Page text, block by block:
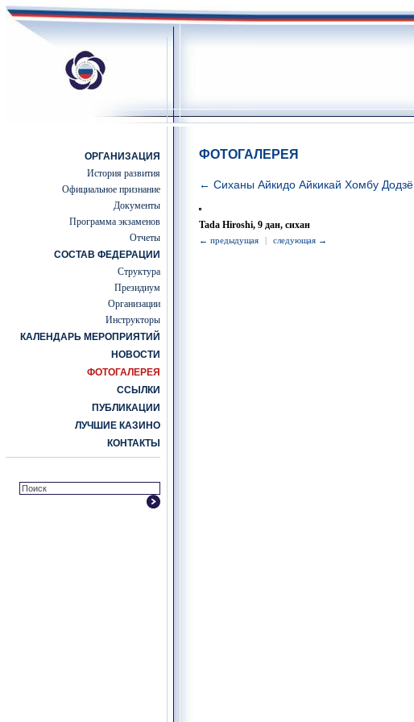
ОРГАНИЗАЦИЯ
История развития
Официальное признание
Документы
Программа экзаменов
Отчеты
СОСТАВ ФЕДЕРАЦИИ
Структура
Президиум
Организации
Инструкторы
КАЛЕНДАРЬ МЕРОПРИЯТИЙ
НОВОСТИ
ФОТОГАЛЕРЕЯ
ССЫЛКИ
ПУБЛИКАЦИИ
ЛУЧШИЕ КАЗИНО
КОНТАКТЫ
ФОТОГАЛЕРЕЯ
← Сиханы Айкидо Айкикай Хомбу Додзё
Tada Hiroshi, 9 дан, сихан
← предыдущая | следующая →